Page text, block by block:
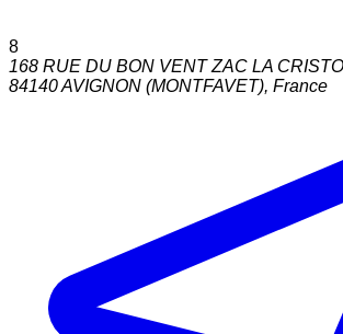
8
168 RUE DU BON VENT ZAC LA
84140AVIGNON (MONTFAVET), France